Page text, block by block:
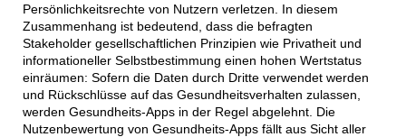
Persönlichkeitsrechte von Nutzern verletzen. In diesem
Zusammenhang ist bedeutend, dass die befragten
Stakeholder gesellschaftlichen Prinzipien wie Privatheit und
informationeller Selbstbestimmung einen hohen Wertstatus
einräumen: Sofern die Daten durch Dritte verwendet werden
und Rückschlüsse auf das Gesundheitsverhalten zulassen,
werden Gesundheits-Apps in der Regel abgelehnt. Die
Nutzenbewertung von Gesundheits-Apps fällt aus Sicht aller